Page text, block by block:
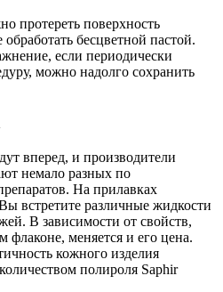
протереть поверхность
бесцветной пастой.
если периодически
можно надолго сохранить
вперед, и производители
немало разных по
На прилавках
встретите различные жидкости
В зависимости от свойств,
флаконе, меняется и его цена.
кожного изделия
полироля Saphir